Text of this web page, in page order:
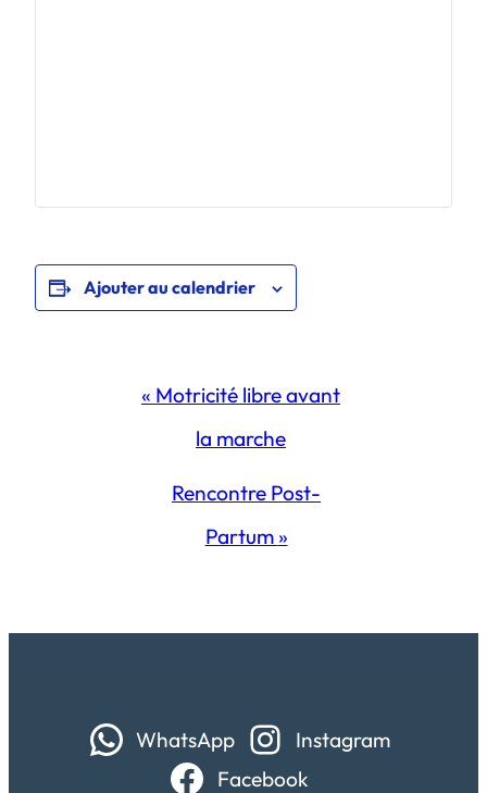
Ajouter au calendrier
« Motricité libre avant
la marche
Rencontre Post-
Partum »
WhatsApp
Instagram
Facebook